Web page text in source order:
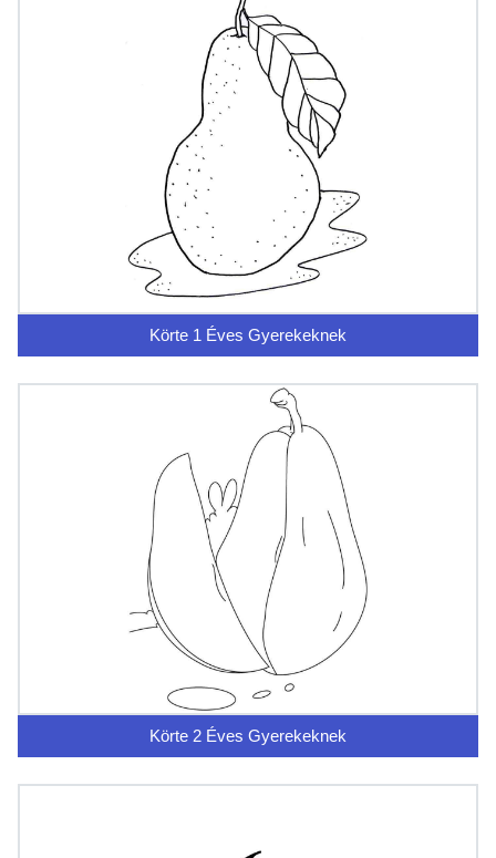
Körte 1 Éves Gyerekeknek
Körte 2 Éves Gyerekeknek